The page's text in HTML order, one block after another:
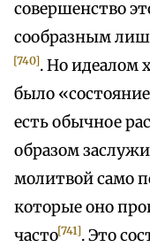
совершенство
сообразным
[740]. Но идеалом
было
есть обычное
образом
молитвой само
которые оно
часто[741]. Это